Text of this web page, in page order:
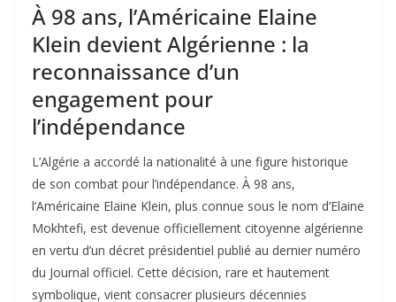
À 98 ans, l’Américaine Elaine
Klein devient Algérienne : la
reconnaissance d’un
engagement pour
l’indépendance
L’Algérie a accordé la nationalité à une figure historique
de son combat pour l’indépendance. À 98 ans,
l’Américaine Elaine Klein, plus connue sous le nom d’Elaine
Mokhtefi, est devenue officiellement citoyenne algérienne
en vertu d’un décret présidentiel publié au dernier numéro
du Journal officiel. Cette décision, rare et hautement
symbolique, vient consacrer plusieurs décennies